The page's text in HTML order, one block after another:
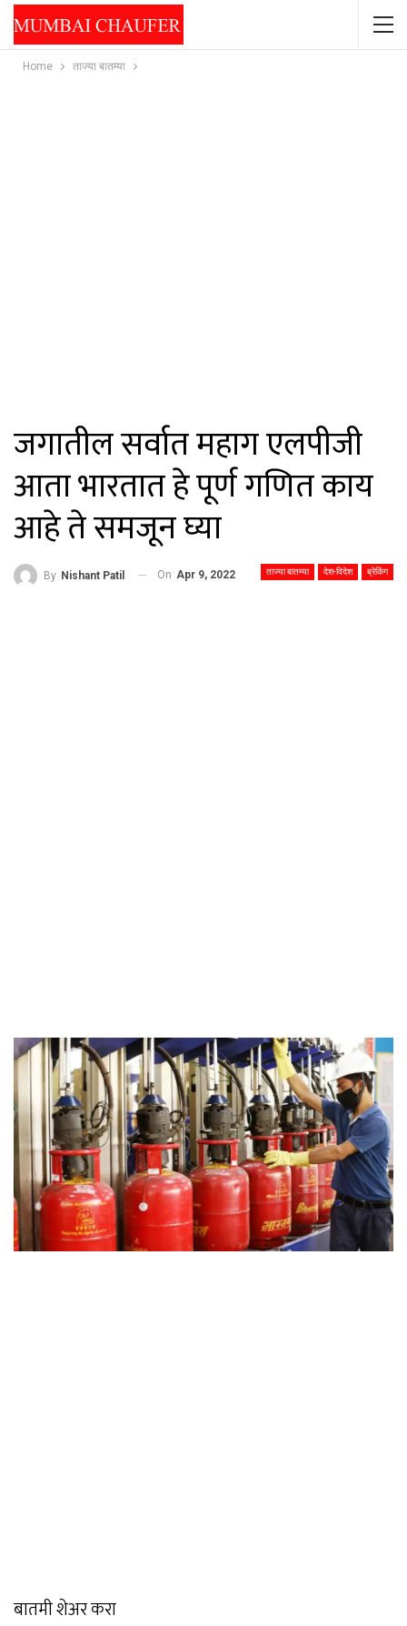
Home ताज्या बातम्या
जगातील सर्वात महाग एलपीजी
आता भारतात हे पूर्ण गणित काय
आहे ते समजून घ्या
ताज्या बातम्या देश-विदेश ब्रेकिंग
By Nishant Patil On Apr 9, 2022
बातमी शेअर करा